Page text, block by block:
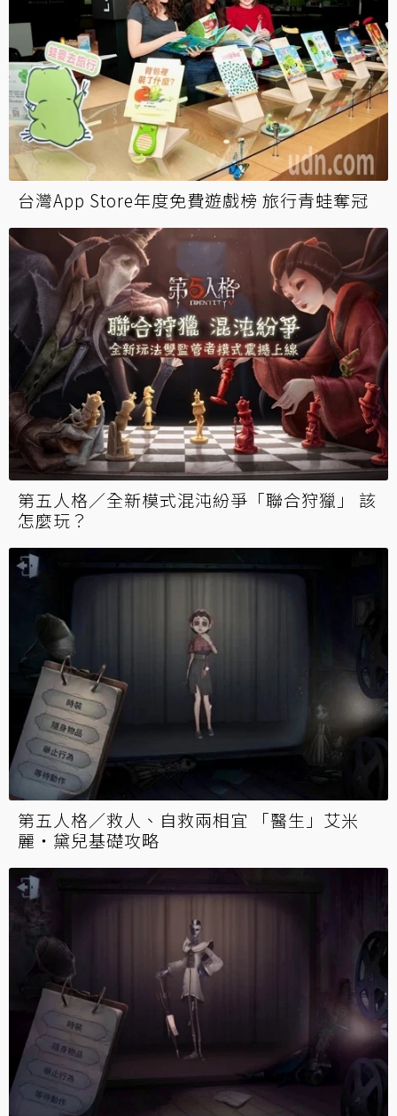
台灣App Store年度免費遊戲榜 旅行青蛙奪冠
第五人格／全新模式混沌紛爭「聯合狩獵」 該
怎麼玩？
第五人格／救人、自救兩相宜 「醫生」艾米
麗‧黛兒基礎攻略